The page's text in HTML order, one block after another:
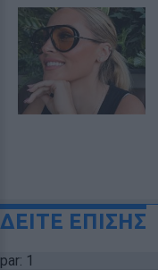
ΔΕΙΤΕ ΕΠΙΣΗΣ
par: 1